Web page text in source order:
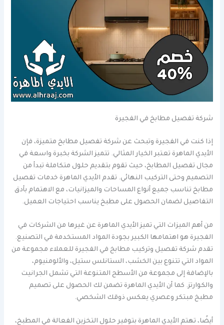
شركة تفصيل مطابخ في الفجيرة
إذا كنت في الفجيرة وتبحث عن شركة تفصيل مطابخ متميزة، فإن
الأيدي الماهرة تعتبر الخيار المثالي. تتميز الشركة بخبرة واسعة في
مجال تفصيل المطابخ، حيث تقوم بتقديم حلول متكاملة تبدأ من
التصميم وحتى التركيب النهائي. تقدم الأيدي الماهرة خدمات تفصيل
مطابخ تناسب جميع أنواع المساحات والميزانيات، مع الاهتمام بأدق
التفاصيل لضمان الحصول على مطبخ يناسب احتياجات العميل.
من أهم الميزات التي تميز الأيدي الماهرة عن غيرها من الشركات في
الفجيرة هو اهتمامها الكبير بجودة المواد المستخدمة في التصنيع.
تقدم شركة تفصيل وتركيب مطابخ في الفجيرة للعملاء مجموعة من
المواد التي تتنوع بين الخشب، الستانلس ستيل، والألومنيوم،
بالإضافة إلى مجموعة من الأسطح المتنوعة التي تشمل الجرانيت
والكوارتز. كما أن الأيدي الماهرة تضمن لك الحصول على تصميم
مطبخ مبتكر وعصري يعكس ذوقك الشخصي.
أيضًا، تهتم الأيدي الماهرة بتوفير حلول التخزين الفعالة في المطبخ،